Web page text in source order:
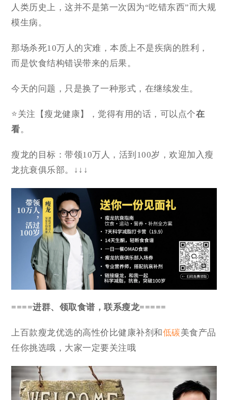
人类历史上，这并不是第一次因为“吃错东西”而大规
模生病。
那场杀死10万人的灾难，本质上不是疾病的胜利，
而是饮食结构错误带来的后果。
今天的问题，只是换了一种形式，在继续发生。
⭐关注【瘦龙健康】，觉得有用的话，可以点个在
看。
瘦龙的目标：带领10万人，活到100岁，欢迎加入瘦
龙抗衰俱乐部。↓↓↓
====进群、领取食谱，联系瘦龙=====
上百款瘦龙优选的高性价比健康补剂和低碳美食产品
任你挑选哦，大家一定要关注哦